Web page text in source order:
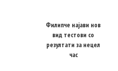
Филипче најави нов
вид тестови со
резултати за нецел
час